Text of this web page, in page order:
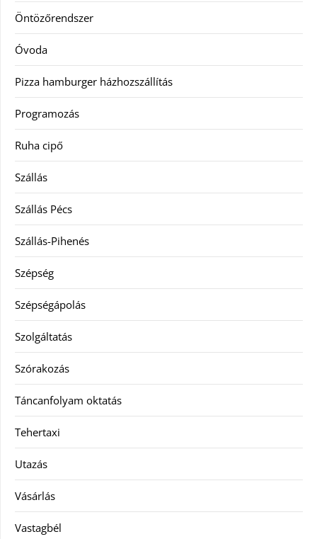
Öntözőrendszer
Óvoda
Pizza hamburger házhozszállítás
Programozás
Ruha cipő
Szállás
Szállás Pécs
Szállás-Pihenés
Szépség
Szépségápolás
Szolgáltatás
Szórakozás
Táncanfolyam oktatás
Tehertaxi
Utazás
Vásárlás
Vastagbél